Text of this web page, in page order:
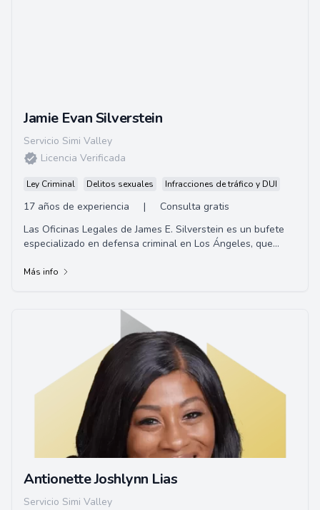
Jamie Evan Silverstein
Servicio Simi Valley
Licencia Verificada
Ley Criminal Delitos sexuales Infracciones de tráfico y DUI
17 años de experiencia |
Consulta gratis
Las Oficinas Legales de James E. Silverstein es un bufete
especializado en defensa criminal en Los Ángeles, que
enfrentan investigaciones o procesos por delitos tanto
Más info
Antionette Joshlynn Lias
Servicio Simi Valley